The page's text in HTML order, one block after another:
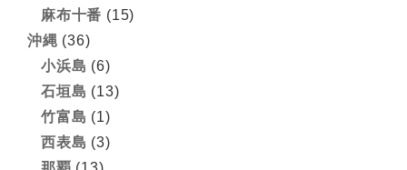
麻布十番 (15)
沖縄 (36)
小浜島 (6)
石垣島 (13)
竹富島 (1)
西表島 (3)